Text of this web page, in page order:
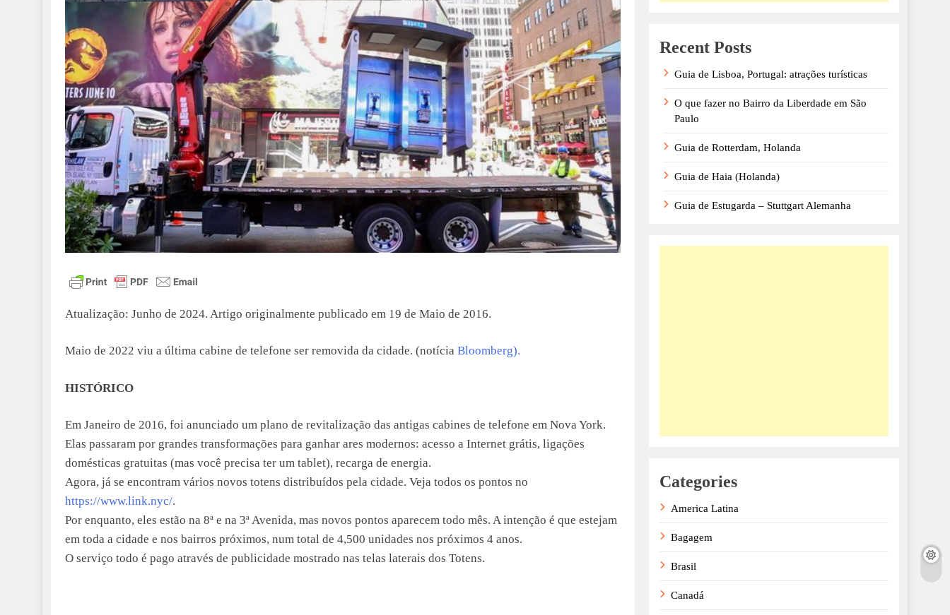
Atualização: Junho de 2024. Artigo originalmente publicado em 19 de Maio de 2016.
Maio de 2022 viu a última cabine de telefone ser removida da cidade. (notícia Bloomberg).
HISTÓRICO
Em Janeiro de 2016, foi anunciado um plano de revitalização das antigas cabines de telefone em Nova York.
Elas passaram por grandes transformações para ganhar ares modernos: acesso a Internet grátis, ligações
domésticas gratuitas (mas você precisa ter um tablet), recarga de energia.
Agora, já se encontram vários novos totens distribuídos pela cidade. Veja todos os pontos no
https://www.link.nyc/.
Por enquanto, eles estão na 8ª e na 3ª Avenida, mas novos pontos aparecem todo mês. A intenção é que estejam
em toda a cidade e nos bairros próximos, num total de 4,500 unidades nos próximos 4 anos.
O serviço todo é pago através de publicidade mostrado nas telas laterais dos Totens.
Recent Posts
Guia de Lisboa, Portugal: atrações turísticas
O que fazer no Bairro da Liberdade em São
Paulo
Guia de Rotterdam, Holanda
Guia de Haia (Holanda)
Guia de Estugarda – Stuttgart Alemanha
Categories
America Latina
Bagagem
Brasil
Canadá